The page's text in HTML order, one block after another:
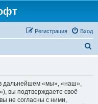
Вход
Регистрация
дальнейшем «мы», «наш»,
вы подтверждаете своё
не согласны с ними,